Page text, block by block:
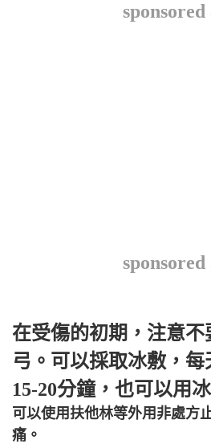
sponsored
sponsored
在受傷的初期，注意不
弓。可以採取冰敷，
15-20分鐘，也可以用
可以使用扶他林等外用非處方
痛。